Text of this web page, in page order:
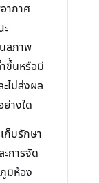
ากาศ
สภาพ
ขึ้นหรือมี
ไม่ส่งผล
างใด
ก็บรักษา
การจัด
มิห้อง